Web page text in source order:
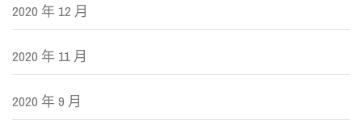
2020 年 12 月
2020 年 11 月
2020 年 9 月